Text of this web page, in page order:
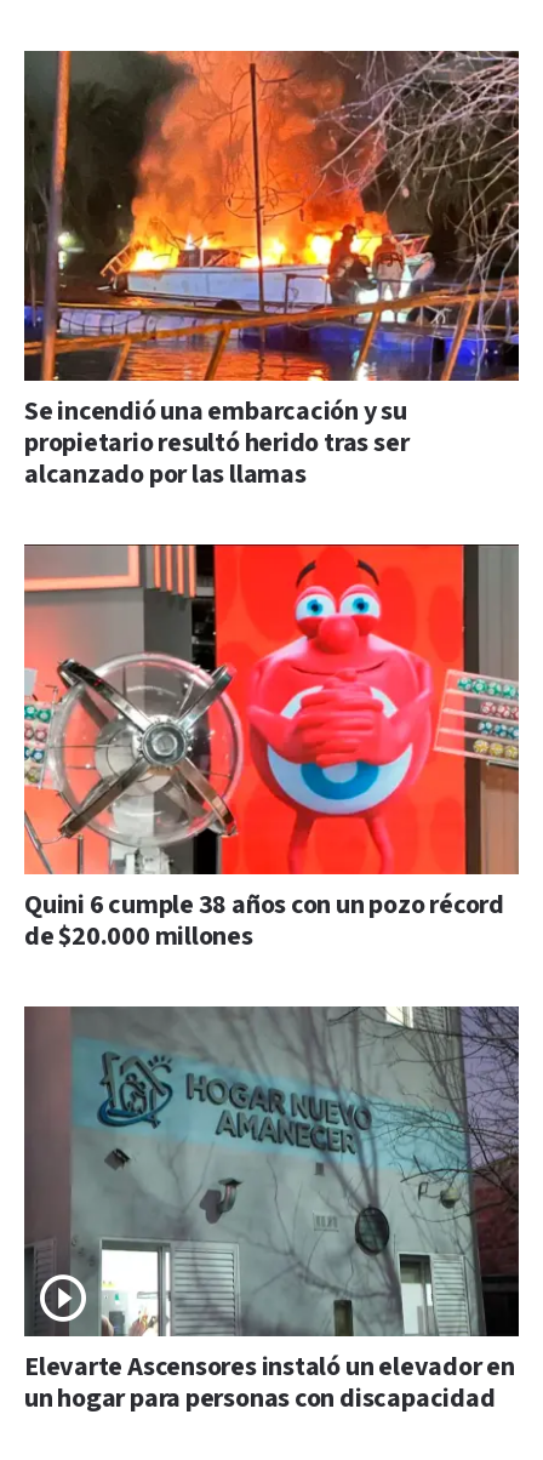
Se incendió una embarcación y su
propietario resultó herido tras ser
alcanzado por las llamas
Quini 6 cumple 38 años con un pozo récord
de $20.000 millones
Elevarte Ascensores instaló un elevador en
un hogar para personas con discapacidad